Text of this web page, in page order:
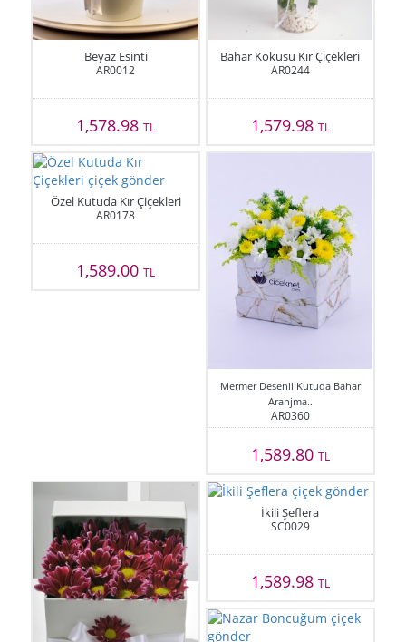
Beyaz Esinti
AR0012
1,578.98TL
Bahar Kokusu Kır Çiçekleri
AR0244
1,579.98 TL
Özel Kutuda Kır Çiçekleri
AR0178
1,589.00TL
Mermer Desenli Kutuda Bahar
Aranjma..
AR0360
1,589.80 TL
İkili Şeflera
SC0029
1,589.98 TL